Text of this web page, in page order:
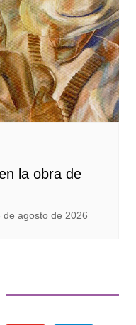
la obra de
de agosto de 2026